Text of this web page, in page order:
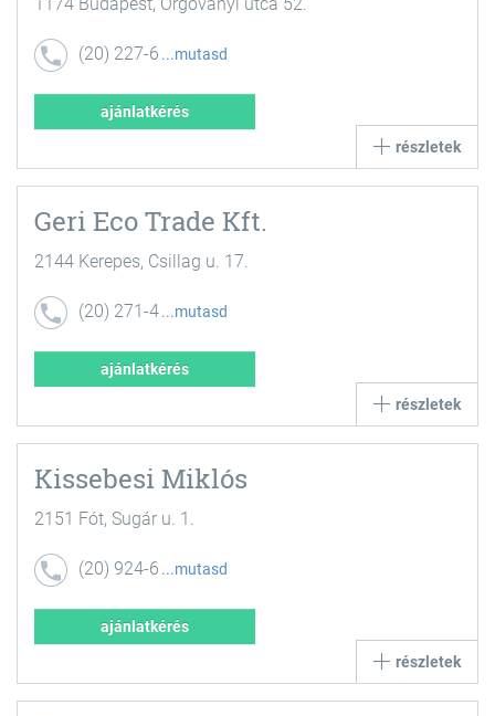
(20) 227-6
mutasd
ajánlatkérés
részletek
Geri Eco Trade Kft.
2144 Kerepes, Csillag u. 17.
(20) 271-4
mutasd
ajánlatkérés
részletek
Kissebesi Miklós
2151 Fót, Sugár u. 1.
(20) 924-6
mutasd
ajánlatkérés
részletek